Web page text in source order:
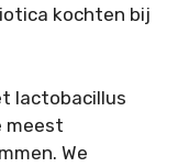
kochten bij
lactobacillus
meest
We